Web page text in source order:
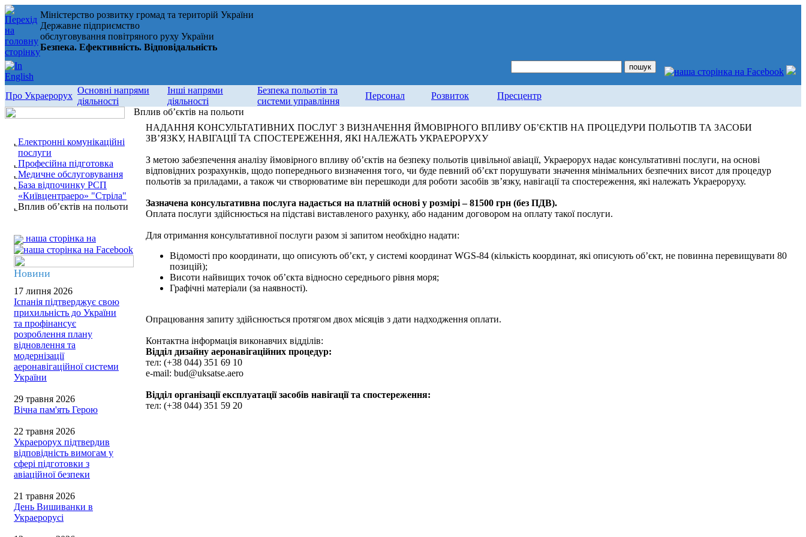
Міністерство розвитку громад та територій України
Державне підприємство
обслуговування повітряного руху України
Безпека. Ефективність. Відповідальність
Про Украерорух
Основні напрями
діяльності
Інші напрями
діяльності
Безпека польотів та
системи управління
Персонал Розвиток Пресцентр
Електронні комунікаційні
послуги
Професійна підготовка
Медичне обслуговування
База відпочинку РСП
«Київцентраеро» "Стріла"
Вплив об’єктів на польоти
наша сторінка на
Новини
17 липня 2026
Іспанія підтверджує свою
прихильність до України
та профінансує
розроблення плану
відновлення та
модернізації
аеронавігаційної системи
України
29 травня 2026
Вічна пам'ять Герою
22 травня 2026
Украерорух підтвердив
відповідність вимогам у
сфері підготовки з
авіаційної безпеки
21 травня 2026
День Вишиванки в
Украерорусі
Вплив об’єктів на польоти
НАДАННЯ КОНСУЛЬТАТИВНИХ ПОСЛУГ З ВИЗНАЧЕННЯ ЙМОВІРНОГО ВПЛИВУ ОБ’ЄКТІВ НА ПРОЦЕДУРИ ПОЛЬОТІВ ТА ЗАСОБИ
ЗВ’ЯЗКУ, НАВІГАЦІЇ ТА СПОСТЕРЕЖЕННЯ, ЯКІ НАЛЕЖАТЬ УКРАЕРОРУХУ
З метою забезпечення аналізу ймовірного впливу об’єктів на безпеку польотів цивільної авіації, Украерорух надає консультативні послуги, на основі
відповідних розрахунків, щодо попереднього визначення того, чи буде певний об’єкт порушувати значення мінімальних безпечних висот для процедур
польотів за приладами, а також чи створюватиме він перешкоди для роботи засобів зв’язку, навігації та спостереження, які належать Украероруху.
Зазначена консультативна послуга надається на платній основі у розмірі – 81500 грн (без ПДВ).
Оплата послуги здійснюється на підставі виставленого рахунку, або наданим договором на оплату такої послуги.
Для отримання консультативної послуги разом зі запитом необхідно надати:
Відомості про координати, що описують об’єкт, у системі координат WGS-84 (кількість координат, які описують об’єкт, не повинна перевищувати 80
позицій);
Висоти найвищих точок об’єкта відносно середнього рівня моря;
Графічні матеріали (за наявності).
Опрацювання запиту здійснюється протягом двох місяців з дати надходження оплати.
Контактна інформація виконавчих відділів:
Відділ дизайну аеронавігаційних процедур:
тел: (+38 044) 351 69 10
e-mail: bud@uksatse.aero
Відділ організації експлуатації засобів навігації та спостереження:
тел: (+38 044) 351 59 20